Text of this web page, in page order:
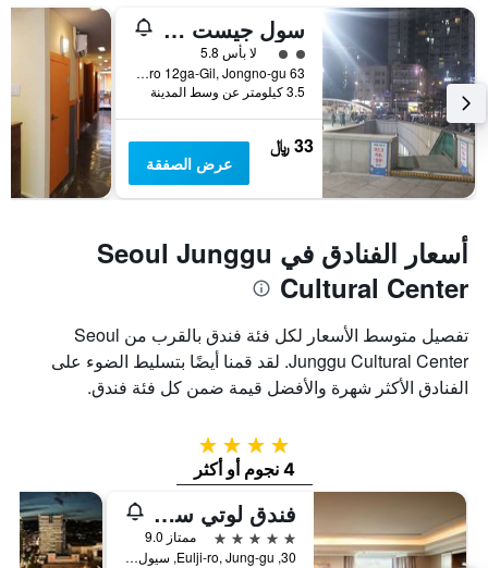
سول جيست هاوس - للنزلاء الأجانب فقط
تقييم فئة 2لا بأس 5.8
63 Jibong-ro 12ga-Gil, Jongno-gu, سيول, كوريا الجنوبية
3.5 كيلومتر عن وسط المدينة
33 ﷼
عرض الصفقة
أسعار الفنادق في Seoul Junggu
Cultural Center
تفصيل متوسط الأسعار لكل فئة فندق بالقرب من Seoul
Junggu Cultural Center. لقد قمنا أيضًا بتسليط الضوء على
الفنادق الأكثر شهرة والأفضل قيمة ضمن كل فئة فندق.
4 نجوم
4 نجوم أو أكثر
فندق لوتي سيول
5 نجوم
ممتاز 9.0
30, Eulji-ro, Jung-gu, سيول, كوريا الجنوبية